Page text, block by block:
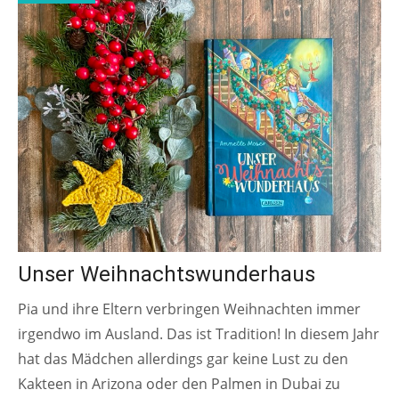
Unser Weihnachtswunderhaus
Pia und ihre Eltern verbringen Weihnachten immer
irgendwo im Ausland. Das ist Tradition! In diesem Jahr
hat das Mädchen allerdings gar keine Lust zu den
Kakteen in Arizona oder den Palmen in Dubai zu